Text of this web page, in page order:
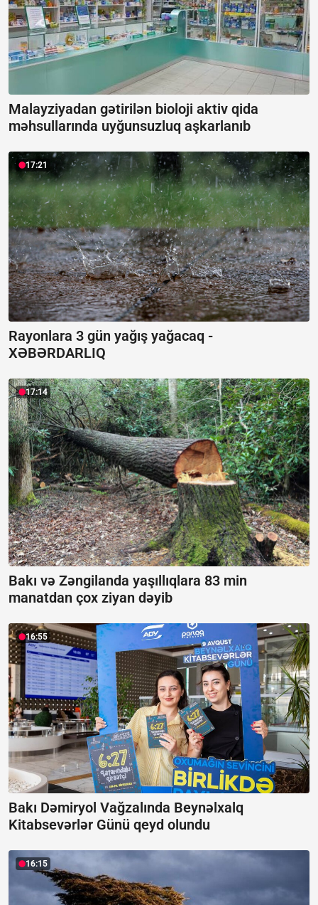
Malayziyadan gətirilən bioloji aktiv qida
məhsullarında uyğunsuzluq aşkarlanıb
17:21
Rayonlara 3 gün yağış yağacaq -
XƏBƏRDARLIQ
17:14
Bakı və Zəngilanda yaşıllıqlara 83 min
manatdan çox ziyan dəyib
16:55
Bakı Dəmiryol Vağzalında Beynəlxalq
Kitabsevərlər Günü qeyd olundu
16:15